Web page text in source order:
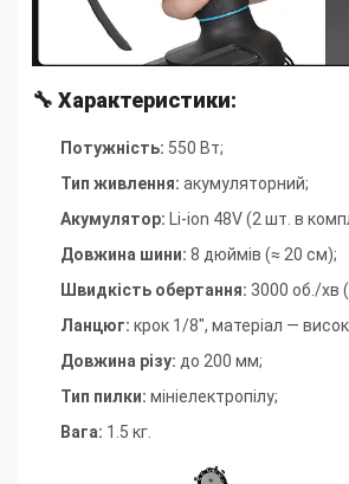
🔧 Характеристики:
Потужність: 550 Вт;
Тип живлення: акумуляторний;
Акумулятор: Li-ion 48V (2 шт. в
Довжина шини: 8 дюймів (≈ 20 см);
Швидкість обертання: 3000 об./хв
Ланцюг: крок 1/8", матеріал —
Довжина різу: до 200 мм;
Тип пилки: мініелектропілу;
Вага: 1.5 кг.